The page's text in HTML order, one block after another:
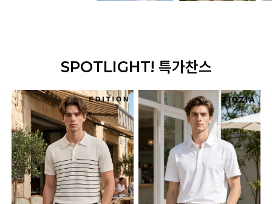
SPOTLIGHT! 특가찬스